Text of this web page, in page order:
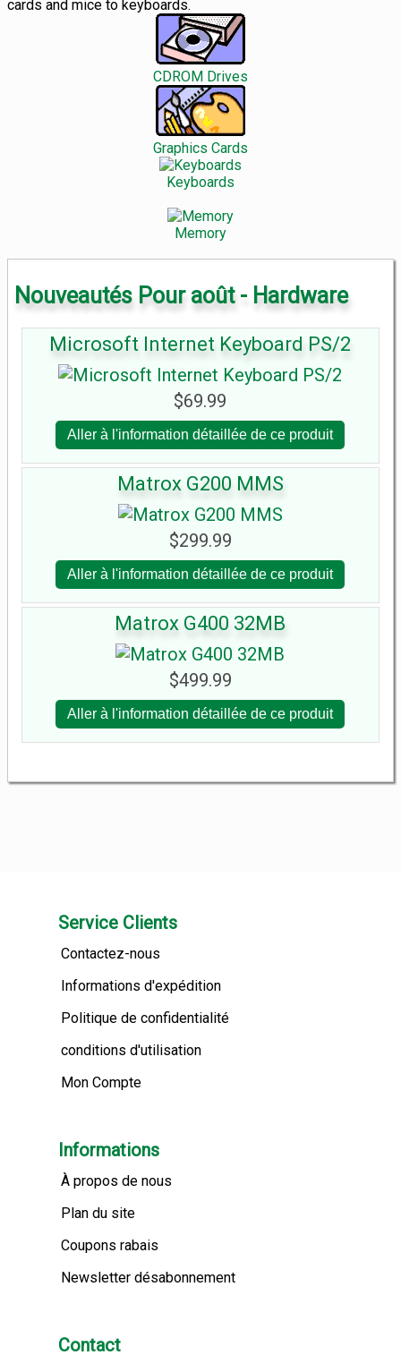
cards and mice to keyboards.
CDROM Drives
Graphics Cards
Keyboards
Memory
Nouveautés Pour août - Hardware
Microsoft Internet Keyboard PS/2
$69.99
Aller à l'information détaillée de ce produit
Matrox G200 MMS
$299.99
Aller à l'information détaillée de ce produit
Matrox G400 32MB
$499.99
Aller à l'information détaillée de ce produit
Service Clients
Contactez-nous
Informations d'expédition
Politique de confidentialité
conditions d'utilisation
Mon Compte
Informations
À propos de nous
Plan du site
Coupons rabais
Newsletter désabonnement
Contact